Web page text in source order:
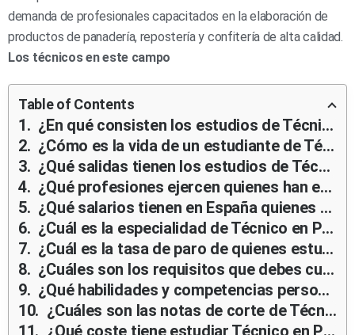
demanda de profesionales capacitados en la elaboración de
productos de panadería, repostería y confitería de alta calidad.
Los técnicos en este campo
Table of Contents
¿En qué consisten los estudios de Técnico en Panadería, Repostería y Confitería?
¿Cómo es la vida de un estudiante de Técnico en Panadería, Repostería y Confitería y qué retos enfrentan?
¿Qué salidas tienen los estudios de Técnico en Panadería, Repostería y Confitería?
¿Qué profesiones ejercen quienes han estudiado Técnico en Panadería, Repostería y Confitería?
¿Qué salarios tienen en España quienes han estudiado Técnico en Panadería, Repostería y Confitería?
¿Cuál es la especialidad de Técnico en Panadería, Repostería y Confitería mejor pagada?
¿Cuál es la tasa de paro de quienes estudian Técnico en Panadería, Repostería y Confitería?
¿Cuáles son los requisitos que debes cumplir para estudiar Técnico en Panadería, Repostería y Confitería en España?
¿Qué habilidades y competencias personales son importantes para estudiar y ejercer Técnico en Panadería, Repostería y Confitería?
¿Cuáles son las notas de corte de Técnico en Panadería, Repostería y Confitería en España?